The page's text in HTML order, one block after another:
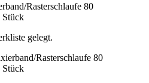
Rasterschlaufe 80
Stück
gelegt.